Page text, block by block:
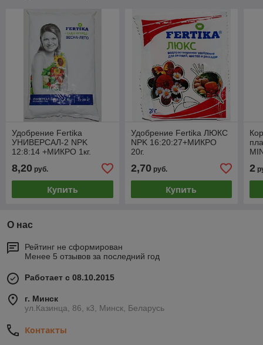
Удобрение Fertika
УНИВЕРСАЛ-2 NPK
12:8:14 +МИКРО 1кг.
8,20 руб.
Купить
Удобрение Fertika ЛЮКС
NPK 16:20:27+МИКРО
20г.
2,70руб.
Купить
2
О нас
Рейтинг не сформирован
Менее 5 отзывов за последний год
Работает с 08.10.2015
г. Минск
ул.Казинца, 86, к3, Минск, Беларусь
Контакты